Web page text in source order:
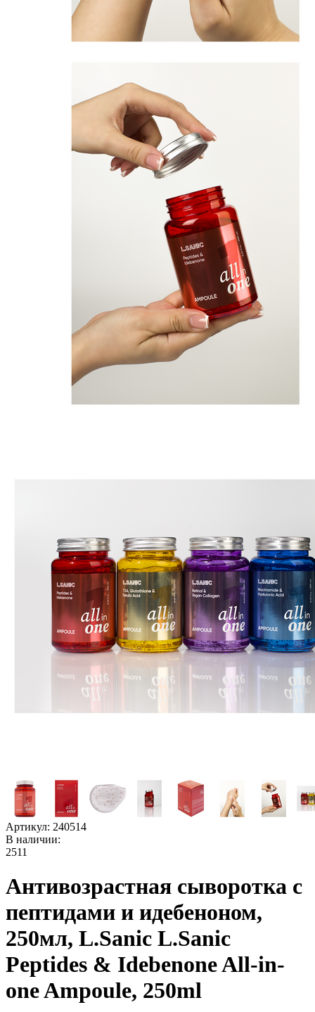
Артикул: 240514
В наличии:
2511
Антивозрастная сыворотка с
пептидами и идебеноном,
250мл, L.Sanic L.Sanic
Peptides & Idebenone All-in-
one Ampoule, 250ml